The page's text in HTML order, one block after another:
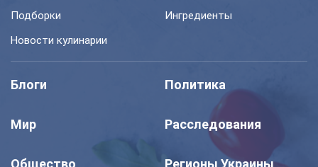
Подборки
Ингредиенты
Новости кулинарии
Блоги Политика
Мир Расследования
Общество Регионы Украины